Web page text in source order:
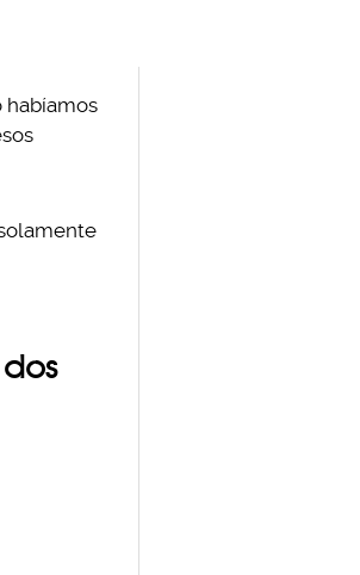
habíamos